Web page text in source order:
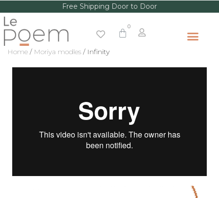
Free Shipping Door to Door
Home / Moriya modles / Infinity